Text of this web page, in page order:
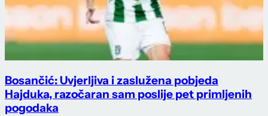
Bosančić: Uvjerljiva i zaslužena pobjeda
Hajduka, razočaran sam poslije pet primljenih
pogodaka